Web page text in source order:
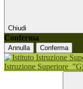
Chiudi
Conferma
Annulla Conferma
Istruzione Superiore